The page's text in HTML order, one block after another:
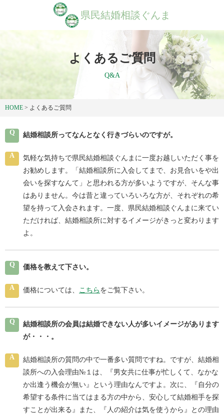
県民結婚相談ぐんま
よくあるご質問
Q&A
HOME > よくあるご質問
Q 結婚相談所ってなんとなく行きづらいのですが。
A
気軽な気持ちで県民結婚相談ぐんまに一度お越しいただく事を
お勧めします。「結婚相談所に入会してまで、お見合いをや出
会いを探すなんて」と思われる方が多いようですが、そんな事
はありません。今は昔と違っていろいろな方が、それぞれの希
望を持って入会されます。一度、県民結婚相談ぐんまに来てい
ただければ、結婚相談所に対するイメージがきっと変わります
よ。
Q 価格を教えて下さい。
A 価格については、 こちら をご覧下さい。
Q
結婚相談所の会員は結婚できない人が多いイメージがあります
が・・・。
A
結婚相談所の質問の中で一番多い質問ですね。ですが、結婚相
談所への入会理由№１は、『男女共に仕事が忙しくて、なかな
か出逢う機会が無い』という理由なんですよ。次に、『自分の
希望する条件に当てはまる方の中から、安心して結婚相手を探
すことが出来る』また、『人の紹介は気を使うから』との理由